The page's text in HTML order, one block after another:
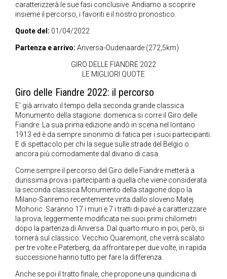
caratterizzerà le sue fasi conclusive. Andiamo a scoprire
insieme il percorso, i favoriti e il nostro pronostico.
Quote del: 01/04/2022
Partenza e arrivo: Anversa-Oudenaarde (272,5km)
GIRO DELLE FIANDRE 2022
LE MIGLIORI QUOTE
Giro delle Fiandre 2022: il percorso
E’ già arrivato il tempo della seconda grande classica
Monumento della stagione: domenica si corre il Giro delle
Fiandre. La sua prima edizione andò in scena nel lontano
1913 ed è da sempre sinonimo di fatica per i suoi partecipanti.
E di spettacolo per chi la segue sulle strade del Belgio o
ancora più comodamente dal divano di casa.
Come sempre il percorso del Giro delle Fiandre metterà a
durissima prova i partecipanti a quella che viene considerata
la seconda classica Monumento della stagione dopo la
Milano-Sanremo recentemente vinta dallo sloveno Matej
Mohoric. Saranno 17 i muri e 7 i tratti di pavé a caratterizzare
la prova, leggermente modificata nei suoi primi chilometri
dopo la partenza di Anversa. Dal quarto muro in poi, però, si
tornerà sul classico: Vecchio Quaremont, che verrà scalato
per tre volte e Paterberg, da affrontare per due volte, in rapida
successione hanno tutto per fare la differenza.
Anche se poi il tratto finale, che propone una quindicina di